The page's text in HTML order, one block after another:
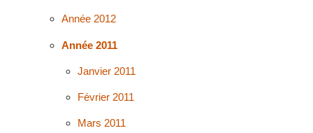
Année 2012
Année 2011
Janvier 2011
Février 2011
Mars 2011